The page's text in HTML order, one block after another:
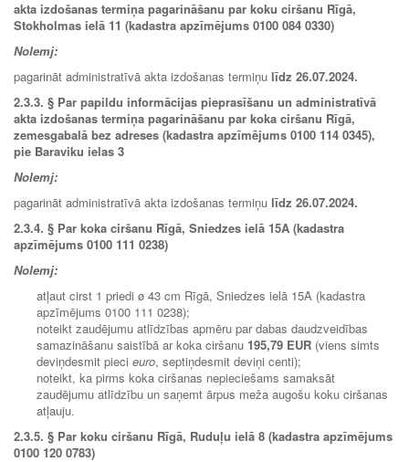
akta izdošanas termiņa pagarināšanu par koku ciršanu Rīgā,
Stokholmas ielā 11 (kadastra apzīmējums 0100 084 0330)
Nolemj:
pagarināt administratīvā akta izdošanas termiņu līdz 26.07.2024.
2.3.3. § Par papildu informācijas pieprasīšanu un administratīvā
akta izdošanas termiņa pagarināšanu par koka ciršanu Rīgā,
zemesgabalā bez adreses (kadastra apzīmējums 0100 114 0345),
pie Baraviku ielas 3
Nolemj:
pagarināt administratīvā akta izdošanas termiņu līdz 26.07.2024.
2.3.4. § Par koka ciršanu Rīgā, Sniedzes ielā 15A (kadastra
apzīmējums 0100 111 0238)
Nolemj:
atļaut cirst 1 priedi ø 43 cm Rīgā, Sniedzes ielā 15A (kadastra
apzīmējums 0100 111 0238);
noteikt zaudējumu atlīdzības apmēru par dabas daudzveidības
samazināšanu saistībā ar koka ciršanu 195,79 EUR (viens simts
deviņdesmit pieci euro, septiņdesmit deviņi centi);
noteikt, ka pirms koka ciršanas nepieciešams samaksāt
zaudējumu atlīdzību un saņemt ārpus meža augošu koku ciršanas
atļauju.
2.3.5. § Par koku ciršanu Rīgā, Ruduļu ielā 8 (kadastra apzīmējums
0100 120 0783)